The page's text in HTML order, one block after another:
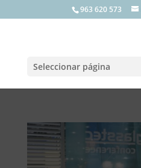
963 620 573
Seleccionar página